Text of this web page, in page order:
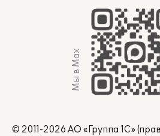
Мы в Max
© 2011-2026 АО «Группа 1С»